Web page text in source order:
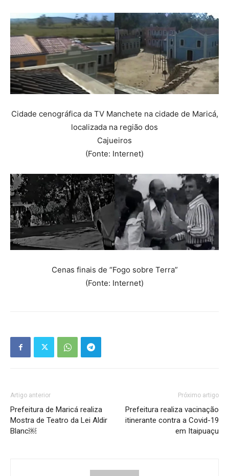
Cidade cenográfica da TV Manchete na cidade de Maricá,
localizada na região dos
Cajueiros
(Fonte: Internet)
Cenas finais de “Fogo sobre Terra”
(Fonte: Internet)
Artigo anterior
Prefeitura de Maricá realiza
Mostra de Teatro da Lei Aldir
Blanc￼
Próximo artigo
Prefeitura realiza vacinação
itinerante contra a Covid-19
em Itaipuaçu